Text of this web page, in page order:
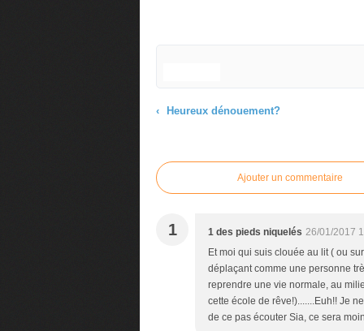
Heureux dénouement?
Ajouter un commentaire
1 1 des pieds niquelés 26/01/2017
Et moi qui suis clouée au lit ( ou
déplaçant comme une personne
reprendre une vie normale, au
cette école de rêve!).......Euh!! Je
de ce pas écouter Sia, ce sera